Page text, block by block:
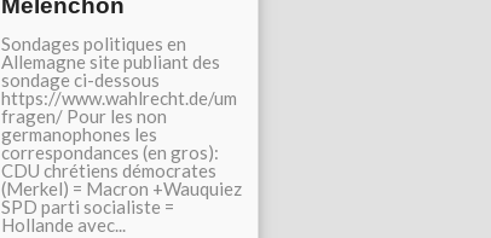
Mélenchon
Sondages politiques en
Allemagne site publiant des
sondage ci-dessous
https://www.wahlrecht.de/um
fragen/ Pour les non
germanophones les
correspondances (en gros):
CDU chrétiens démocrates
(Merkel) = Macron +Wauquiez
SPD parti socialiste =
Hollande avec...